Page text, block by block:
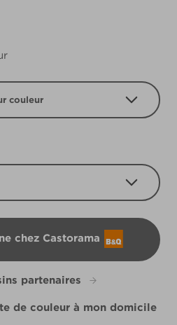
couleur
chez Castorama
partenaires
de couleur à mon domicile